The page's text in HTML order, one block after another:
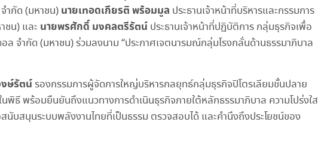
ำกัด (มหาชน) นายเทอดเกียรติ พร้อมมูล ประธานเจ้าหน้าที่บริหารและกรรมการ
ชน) และ นายพรศักดิ์ มงคลตรีรัตน์ ประธานเจ้าหน้าที่ปฏิบัติการ กลุ่มธุรกิจเพื่อ
จำกัด (มหาชน) ร่วมลงนาม “ประกาศเจตนารมณ์กลุ่มโรงกลั่นด้านธรรมาภิบาล
ษ์รัตน์รองกรรมการผู้จัดการใหญ่บริหารกลยุทธ์กลุ่มธุรกิจปิโตรเลียมขั้นปลาย
พิธี พร้อมยืนยันถึงแนวทางการดำเนินธุรกิจภายใต้หลักธรรมาภิบาล ความโปร่งใส
บสนุนระบบพลังงานไทยที่เป็นธรรม ตรวจสอบได้ และคำนึงถึงประโยชน์ของ